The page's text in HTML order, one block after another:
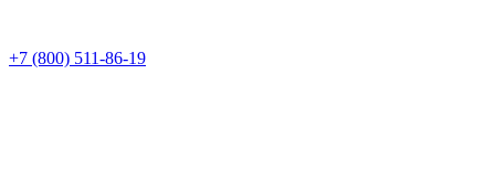
+7 (800) 511-86-19